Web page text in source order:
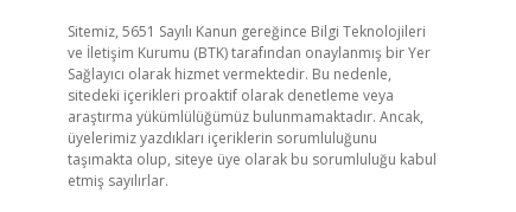
Sitemiz, 5651 Sayılı Kanun gereğince Bilgi Teknolojileri
ve İletişim Kurumu (BTK) tarafından onaylanmış bir Yer
Sağlayıcı olarak hizmet vermektedir. Bu nedenle,
sitedeki içerikleri proaktif olarak denetleme veya
araştırma yükümlülüğümüz bulunmamaktadır. Ancak,
üyelerimiz yazdıkları içeriklerin sorumluluğunu
taşımakta olup, siteye üye olarak bu sorumluluğu kabul
etmiş sayılırlar.